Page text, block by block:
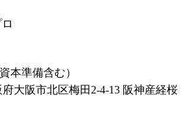
本準備含む）
府大阪市北区梅田2-4-13 阪神産経桜